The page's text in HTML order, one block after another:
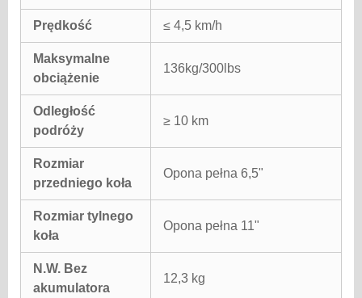
Prędkość ≤ 4,5 km/h
Maksymalne
obciążenie
136kg/300lbs
Odległość
podróży
≥ 10 km
Rozmiar
przedniego koła
Opona pełna 6,5"
Rozmiar tylnego
koła
Opona pełna 11"
N.W. Bez
akumulatora
12,3 kg